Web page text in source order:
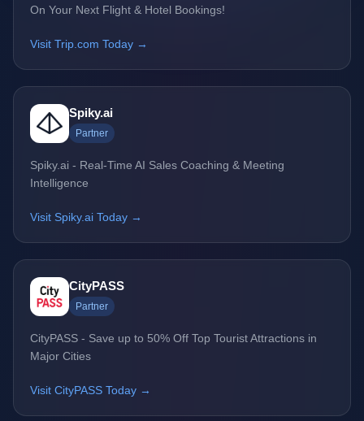
On Your Next Flight & Hotel Bookings!
Visit Trip.com Today →
Spiky.ai
Partner
Spiky.ai - Real-Time AI Sales Coaching & Meeting
Intelligence
Visit Spiky.ai Today →
CityPASS
Partner
CityPASS - Save up to 50% Off Top Tourist Attractions in
Major Cities
Visit CityPASS Today →